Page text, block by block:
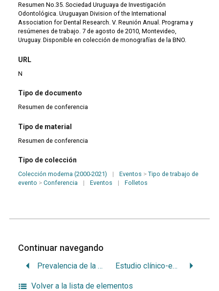
Resumen No.35. Sociedad Uruguaya de Investigación
Odontológica. Uruguayan Division of the International
Association for Dental Research. V. Reunión Anual. Programa y
resúmenes de trabajo. 7 de agosto de 2010, Montevideo,
Uruguay. Disponible en colección de monografías de la BNO.
URL
N
Tipo de documento
Resumen de conferencia
Tipo de material
Resumen de conferencia
Tipo de colección
Colección moderna (2000-2021) | Eventos >Tipo de trabajo de
evento >Conferencia | Eventos | Folletos
Continuar navegando
Prevalencia de la resistencia bacteriana en flora bucal en niños de 4 a 8 años Estudio clínico-epidemiológico del diagnóstico temprano con la técnica de citología exfoliativa de la candidiasis bucal en el síndrome de Down
Volver a la lista de elementos